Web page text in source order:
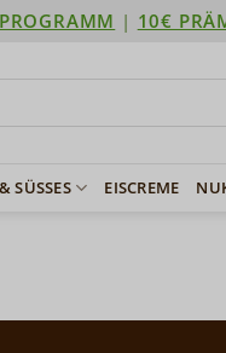
| 10€
SÜSSES EISCREME